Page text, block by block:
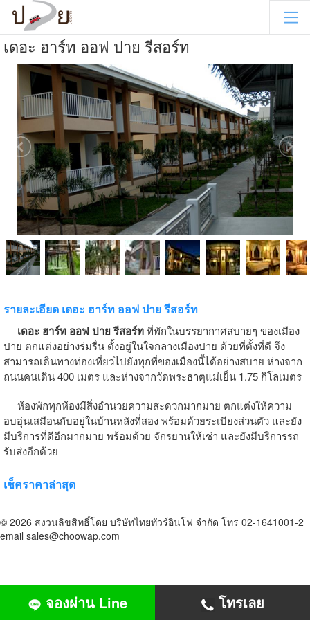
เดอะ ฮาร์ท ออฟ ปาย รีสอร์ท
รายละเอียด เดอะ ฮาร์ท ออฟ ปาย รีสอร์ท
เดอะ ฮาร์ท ออฟ ปาย รีสอร์ทที่พักในบรรยากาศสบายๆ ของเมือง
ปาย ตกแต่งอย่างร่มรื่น ตั้งอยู่ในใจกลางเมืองปาย ด้วยที่ตั้งที่ดี จึง
สามารถเดินทางท่องเที่ยวไปยังทุกที่ของเมืองนี้ได้อย่างสบาย ห่างจาก
ถนนคนเดิน 400 เมตร และห่างจากวัดพระธาตุแม่เย็น 1.75 กิโลเมตร
ห้องพักทุกห้องมีสิ่งอำนวยความสะดวกมากมาย ตกแต่งให้ความ
อบอุ่นเสมือนกับอยู่ในบ้านหลังที่สอง พร้อมด้วยระเบียงส่วนตัว และยัง
มีบริการที่ดีอีกมากมาย พร้อมด้วย จักรยานให้เช่า และยังมีบริการรถ
รับส่งอีกด้วย
เช็คราคาล่าสุด
© 2026 สงวนลิขสิทธิ์โดย บริษัทไทยทัวร์อินโฟ จำกัด โทร 02-1641001-2
email sales@choowap.com
จองผ่าน Line โทรเลย